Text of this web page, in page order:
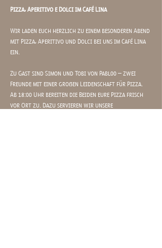
Pizza, Aperitivo e Dolci im Café Lina
Wir laden euch herzlich zu einem besonderen Abend
mit Pizza, Aperitivo und Dolci bei uns im Café Lina
ein.
Zu Gast sind Simon und Tobi von Pabl00 – zwei
Freunde mit einer großen Leidenschaft für Pizza.
Ab 18:00 Uhr bereiten die Beiden eure Pizza frisch
vor Ort zu. Dazu servieren wir unsere